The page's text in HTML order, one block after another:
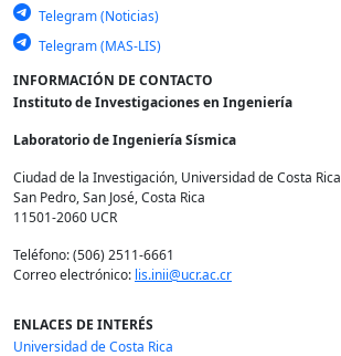
Telegram (Noticias)
Telegram (MAS-LIS)
INFORMACIÓN DE CONTACTO
Instituto de Investigaciones en Ingeniería
Laboratorio de Ingeniería Sísmica
Ciudad de la Investigación, Universidad de Costa Rica
San Pedro, San José, Costa Rica
11501-2060 UCR
Teléfono: (506) 2511-6661
Correo electrónico: lis.inii@ucr.ac.cr
ENLACES DE INTERÉS
Universidad de Costa Rica